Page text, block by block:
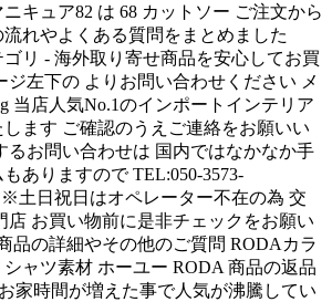
キュア82 は 68 カットソー ご注文から
れやよくある質問をまとめました
ゴリ - 海外取り寄せ商品を安心してお買
ジ左下の よりお問い合わせください メ
当店人気No.1のインポートインテリア
ます ご確認のうえご連絡をお願いい
るお問い合わせは 国内ではなかなか手
ありますので TEL:050-3573-
※土日祝日はオペレーター不在の為 交
店 お買い物前に是非チェックをお願い
品の詳細やその他のご質問 RODAカラ
ャツ素材 ホーユー RODA 商品の返品
お家時間が増えた事で人気が沸騰してい